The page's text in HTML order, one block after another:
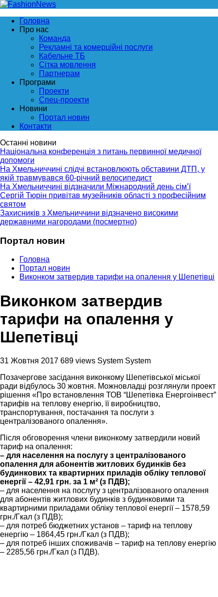
Головна
Про нас
Команда
Рекламні та комерційні послуги
Кабельне ТБ
Сітка мовлення
Партнерам
Програми
Проекти
Спец-проекти
Новини
Портал новин
Контакти
Останні новини
Національна конференція з питань первинної медичної
допомоги
На Хмельниччині слідчі встановлюють обставини ДТП, у
якій травмувався 60-річний велосипедист
На Хмельниччині відзначили Міжнародний день сім’ї
Сергій Тюрін привітав музейників області з професійним
святом
Захисників з Хмельниччини відзначено високими
державними нагородами (посмертно)
Портал новин
Головна
Портал новин
Виконком затвердив тарифи на опалення у Шепетівці
Виконком затвердив
тарифи на опалення у
Шепетівці
31 Жовтня 2017 689 views System System
Позачергове засідання виконкому Шепетівської міської
ради відбулось 30 жовтня. Можновладці розглянули проект
рішення «Про встановлення ТОВ “Шепетівка Енергоінвест”
тарифів на теплову енергію, її виробництво,
транспортування, постачання та послуги з
централізованого опалення».
Після обговорення члени виконкому затвердили новий
тариф на опалення:
– для населення на послугу з централізованого
опалення для абонентів житлових будинків без
будинкових та квартирних приладів обліку теплової
енергії – 42,91 грн. за 1 м² (з ПДВ);
– для населення на послугу з централізованого опалення
для абонентів житлових будинків з будинковими та
квартирними приладами обліку теплової енергії – 1578,59
грн./Гкал (з ПДВ);
– для потреб бюджетних установ – тариф на теплову
енергію – 1864,45 грн./Гкал (з ПДВ);
– для потреб інших споживачів – тариф на теплову енергію
– 2285,56 грн./Гкал (з ПДВ).